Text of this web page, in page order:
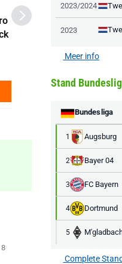
MediaMarkt
EA Sports FC 26 -
PlayStation 5
8
2023/2024
2023
Meer info
Stand
Bundesliga
1 Augsburg
2 Bayer 04
3 FC Bayern
4 Dortmund
5
Complete